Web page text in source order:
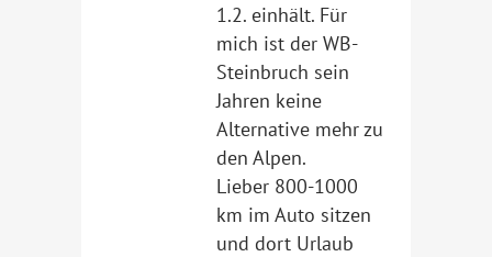
1.2. einhält. Für
mich ist der WB-
Steinbruch sein
Jahren keine
Alternative mehr zu
den Alpen.
Lieber 800-1000
km im Auto sitzen
und dort Urlaub